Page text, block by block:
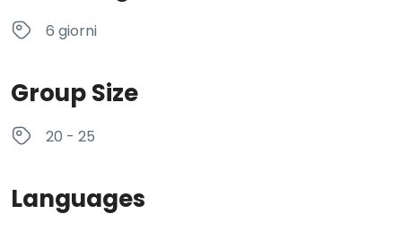
6 giorni
Group Size
20 - 25
Languages